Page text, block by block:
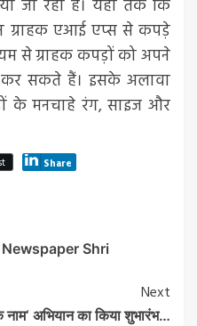
जा रहा है। यहां तक कि
ग्राहक एआई एप्स से कपड़े
से ग्राहक कपड़ों को अपने
कर सकते हैं। इसके अलावा
के मनचाहे रंग, साइज और
Share
Shri
Next
नाम‘ अभियान का किया शुभारंभ…